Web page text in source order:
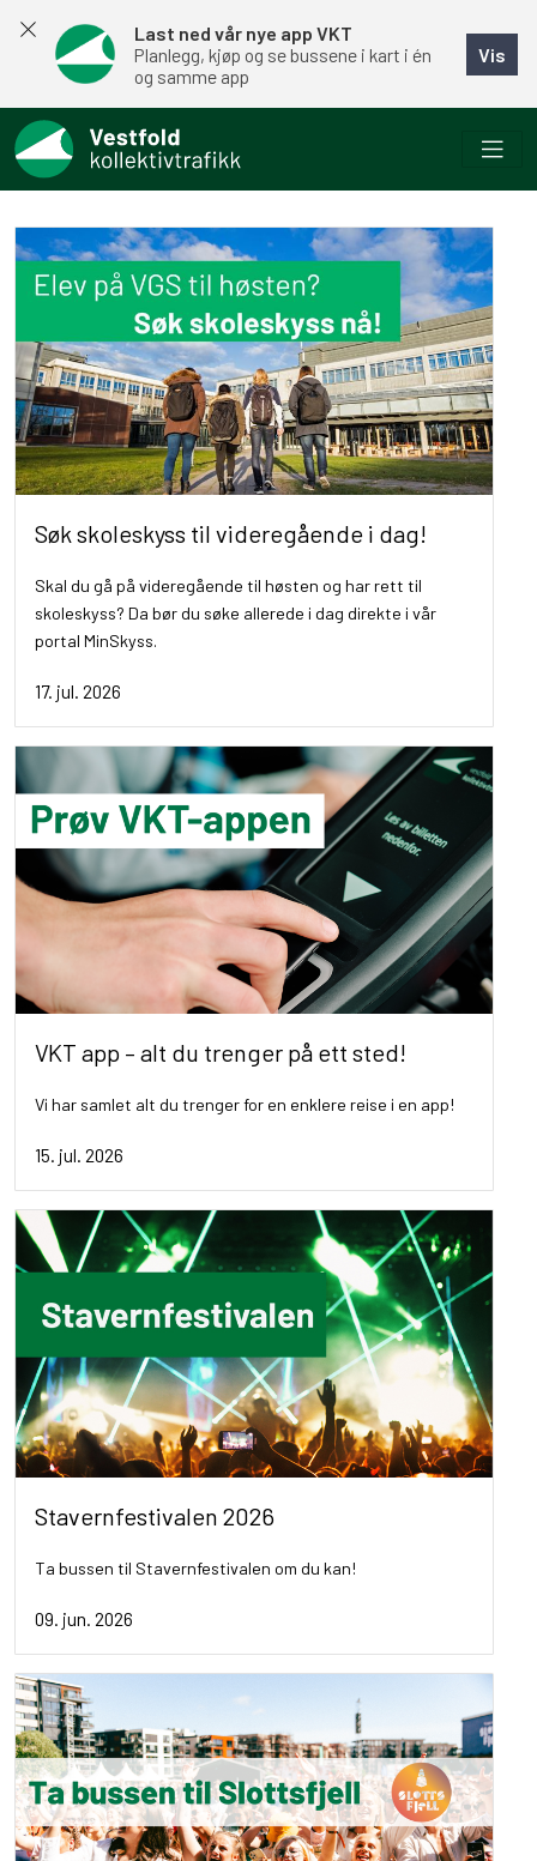
Last ned vår nye app VKT
Planlegg, kjøp og se bussene i kart i én
og samme app
Vis
Søk skoleskyss til videregående i dag!
Skal du gå på videregående til høsten og har rett til
skoleskyss? Da bør du søke allerede i dag direkte i vår
portal MinSkyss.
17. jul. 2026
VKT app – alt du trenger på ett sted!
Vi har samlet alt du trenger for en enklere reise i en app!
15. jul. 2026
Stavernfestivalen 2026
Ta bussen til Stavernfestivalen om du kan!
09. jun. 2026